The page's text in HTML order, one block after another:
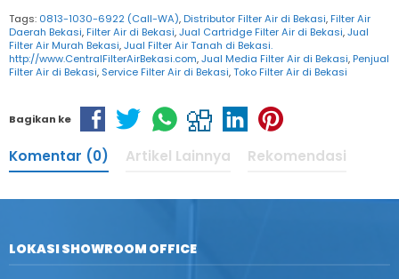
Tags: 0813-1030-6922 (Call-WA),Distributor Filter Air di Bekasi,Filter Air
Daerah Bekasi,Filter Air di Bekasi,Jual Cartridge Filter Air di Bekasi,Jual
Filter Air Murah Bekasi,Jual Filter Air Tanah di Bekasi.
http://www.CentralFilterAirBekasi.com,Jual Media Filter Air di Bekasi,Penjual
Filter Air di Bekasi, Service Filter Air di Bekasi,Toko Filter Air di Bekasi
Bagikan ke
Komentar (0) Artikel Lainnya Rekomendasi
LOKASI SHOWROOM OFFICE